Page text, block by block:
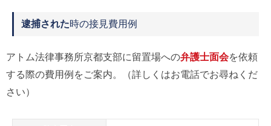
逮捕された時の接見費用例
アトム法律事務所京都支部に留置場への弁護士面会を依頼
する際の費用例をご案内。（詳しくはお電話でお尋ねくだ
さい）